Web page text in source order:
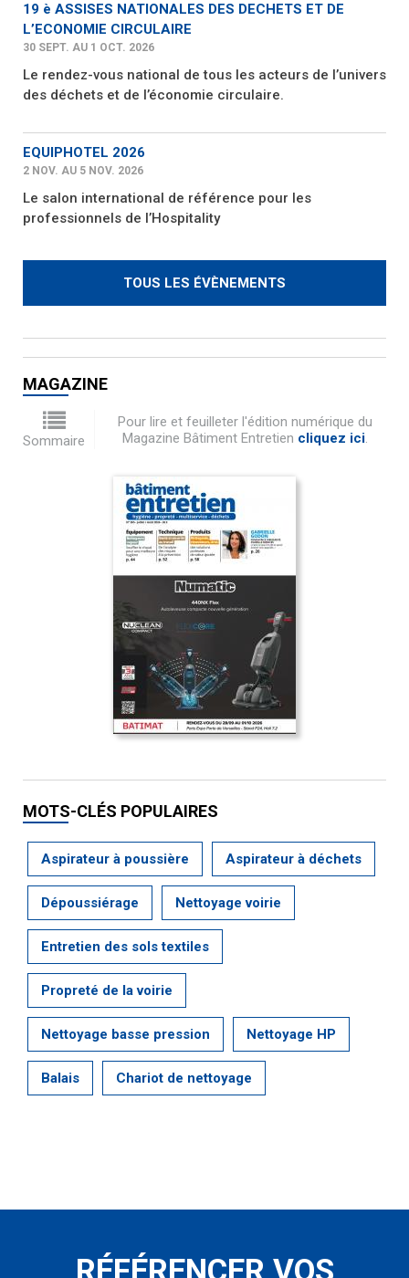
19 è ASSISES NATIONALES DES DECHETS ET DE
L’ECONOMIE CIRCULAIRE
30 SEPT. AU 1 OCT. 2026
Le rendez-vous national de tous les acteurs de l’univers
des déchets et de l’économie circulaire.
EQUIPHOTEL 2026
2 NOV. AU 5 NOV. 2026
Le salon international de référence pour les
professionnels de l’Hospitality
TOUS LES ÉVÈNEMENTS
MAGAZINE
Sommaire
Pour lire et feuilleter l'édition numérique du
Magazine Bâtiment Entretien cliquez ici.
MOTS-CLÉS POPULAIRES
Aspirateur à poussière Aspirateur à déchets
Dépoussiérage Nettoyage voirie
Entretien des sols textiles
Propreté de la voirie
Nettoyage basse pression Nettoyage HP
Balais Chariot de nettoyage